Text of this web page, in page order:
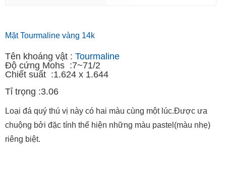
Mặt Tourmaline vàng 14k
Tên khoáng vật : Tourmaline
Độ cứng Mohs :7~71/2
Chiết suất :1.624 x 1.644
Tỉ trọng :3.06
Loại đá quý thú vị này có hai màu cùng một lúc.Được ưa
chuộng bởi đặc tính thể hiện những màu pastel(màu nhẹ)
riêng biệt.